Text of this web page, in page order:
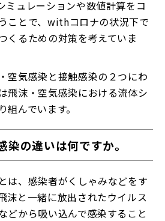
ミュレーションや数値計算をコ
ことで、withコロナの状況下で
くるための対策を考えていま
空気感染と接触感染の２つにわ
飛沫・空気感染における流体シ
んでいます。
染の違いは何ですか。
は、感染者がくしゃみなどをす
沫と一緒に放出されたウイルス
どから吸い込んで感染すること